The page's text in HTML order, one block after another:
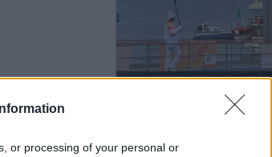
or processing of your personal or